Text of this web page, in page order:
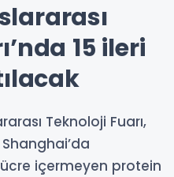
15 ileri
Teknoloji Fuarı,
içermeyen protein